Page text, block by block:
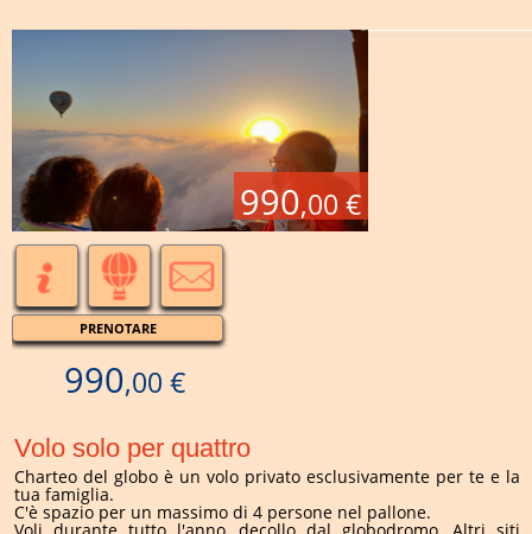
990,00 €
PRENOTARE
990,00 €
Volo solo per quattro
Charteo del globo è un volo privato esclusivamente per te e la
tua famiglia.
C'è spazio per un massimo di 4 persone nel pallone.